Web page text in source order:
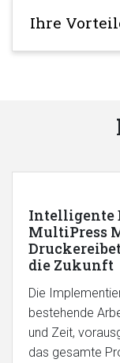
Ihre
Intelligente
MultiPress
die Zukunft
Die
bestehende
und Zeit,
das gesamte